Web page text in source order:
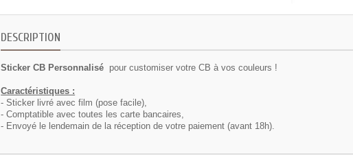
DESCRIPTION
Sticker CB Personnalisé pour customiser votre CB à vos couleurs !
Caractéristiques :
- Sticker livré avec film (pose facile),
- Comptatible avec toutes les carte bancaires,
- Envoyé le lendemain de la réception de votre paiement (avant 18h).